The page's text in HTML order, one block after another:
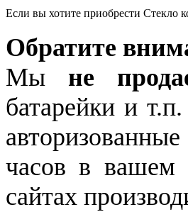
Если вы хотите приобрести Стекло
Обратите
Мы не
батарейки и
часов в
сайтах